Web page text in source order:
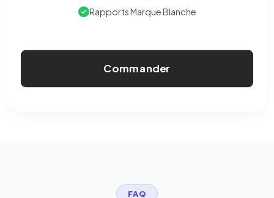
Rapports Marque Blanche
Commander
FAQ